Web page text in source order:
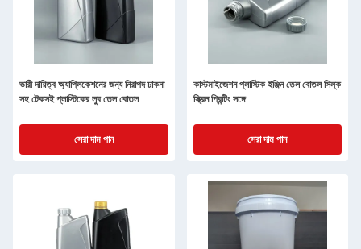
ভারী দায়িত্ব অ্যাপ্লিকেশনের জন্য নিরাপদ ঢাকনা
সহ টেকসই প্লাস্টিকের লুব তেল বোতল
সেরা দাম পান
কাস্টমাইজেশন প্লাস্টিক ইঞ্জিন তেল বোতল সিল্ক
স্ক্রিন প্রিন্টিং সঙ্গে
সেরা দাম পান